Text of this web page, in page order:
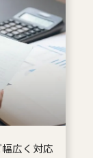
広く対応